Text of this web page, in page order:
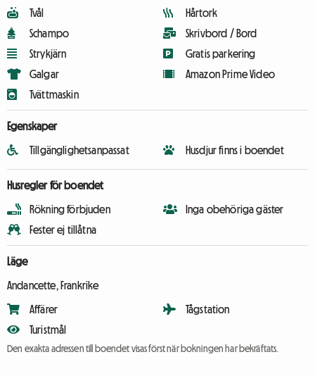
Tvål
Schampo
Strykjärn
Galgar
Tvättmaskin
Hårtork
Skrivbord / Bord
Gratis parkering
Amazon Prime Video
Egenskaper
Tillgänglighetsanpassat Husdjur finns i boendet
Husregler för boendet
Rökning förbjuden
Fester ej tillåtna
Inga obehöriga gäster
Läge
Andancette, Frankrike
Affärer
Turistmål
Tågstation
Den exakta adressen till boendet visas först när bokningen har bekräftats.